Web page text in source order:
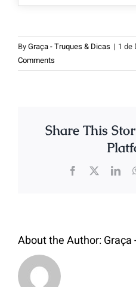
ByGraça - Truques & Dicas | 1 de
Comments
Share This
About the Author:Graça